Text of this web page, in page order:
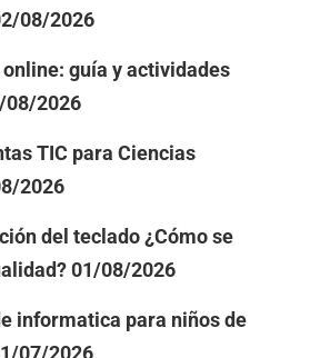
08/2026
guía y actividades
08/2026
TIC para Ciencias
2026
del teclado ¿Cómo se
01/08/2026
informatica para niños de
07/2026